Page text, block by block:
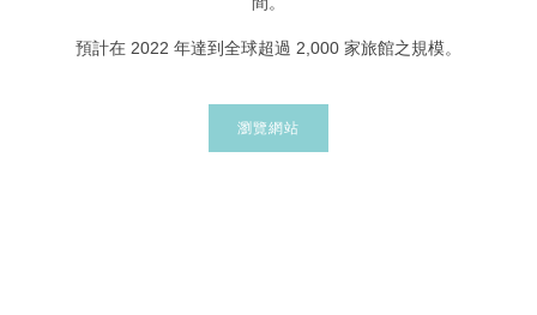
預計在 2022 年達到全球超過 2,000 家旅館之規模。
瀏覽網站